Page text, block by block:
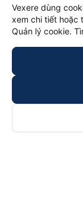
Vexere dùng
xem chi tiết hoặc
Quản lý cookie.